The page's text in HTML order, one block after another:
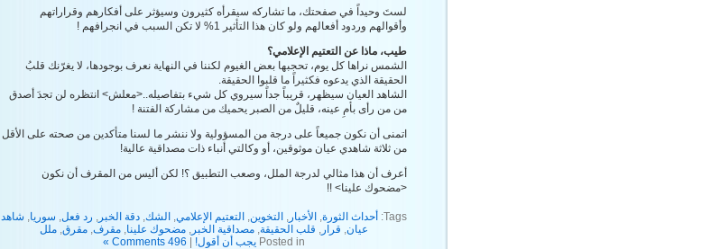
لستَ وحيداً في صفحتك، ما تشاركه سيقرأه كثيرون وسيؤثر على أفكارهم وقراراتهم
وأقوالهم وردود أفعالهم ولو كان هذا التأثير 1% لا تكن السبب في انجرافهم !
طيب، ماذا عن التعتيم الإعلامي؟
الشمس نراها كل يوم، تحجبها بعض الغيوم لكننا في النهاية نعرف بوجودها، لا يغرّنك قلبُ
الحقيقة الذي يدعوه فكثيراً ما قلبوا الحقيقة.
الشاهد العيان سيظهر، قريباً جداً سيروي كل شيء بتفاصيله..<معلش> انتظره لن تجدَ أصدق
من من رأى بأمِ عينه، قليلٌ من الصبر يحميك من مشاركة الفتنة !
اتمنى أن نكون جميعاً على درجة من المسؤولية ولا ننشر ما لسنا متأكدين من صحته على الأقل
من ثلاثة شاهدي عيان موثوقين، أو وكالتي أنباء ذات مصداقية عالية!
أعرف أن هذا مثالي لدرجة الملل، وصعب التطبيق ؟! لكن أليس من المقرف أن نكون
<مضحوك علينا> !!
Tags: أحداث الثورة, الأخبار , التخوين, التعتيم الإعلامي, الشك, دقة الخبر , رد فعل, سوريا, شاهد
عيان, قرار , قلب الحقيقة, مصداقية الخبر , مضحوك علينا, مقرف, مقرق, ملل
Posted in يجب أن أقول! 496 Comments »